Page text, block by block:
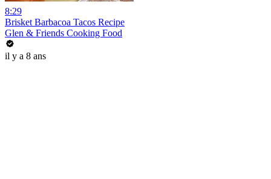
8:29
Brisket Barbacoa Tacos Recipe
Glen & Friends Cooking Food
il y a 8 ans